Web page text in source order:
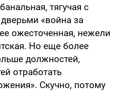
тягучая с
«война за
ожесточенная, нежели
Но еще более
должностей,
отработать
Скучно, потому